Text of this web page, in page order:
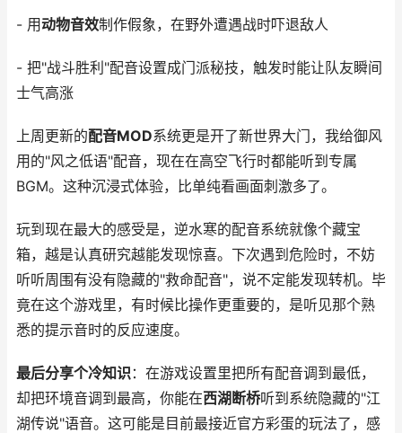
- 用动物音效制作假象，在野外遭遇战时吓退敌人
- 把"战斗胜利"配音设置成门派秘技，触发时能让队友瞬间
士气高涨
上周更新的配音MOD系统更是开了新世界大门，我给御风
用的"风之低语"配音，现在在高空飞行时都能听到专属
BGM。这种沉浸式体验，比单纯看画面刺激多了。
玩到现在最大的感受是，逆水寒的配音系统就像个藏宝
箱，越是认真研究越能发现惊喜。下次遇到危险时，不妨
听听周围有没有隐藏的"救命配音"，说不定能发现转机。毕
竟在这个游戏里，有时候比操作更重要的，是听见那个熟
悉的提示音时的反应速度。
最后分享个冷知识：在游戏设置里把所有配音调到最低，
却把环境音调到最高，你能在西湖断桥听到系统隐藏的"江
湖传说"语音。这可能是目前最接近官方彩蛋的玩法了，感